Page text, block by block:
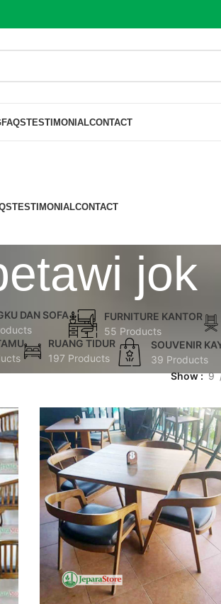
FAQSTESTIMONIALCONTACT
TESTIMONIALCONTACT
jok
DAN SOFA
FURNITURE KANTOR
55 Products
RUANG TIDUR
197 Products
SOUVENIR
39 Products
Show 9